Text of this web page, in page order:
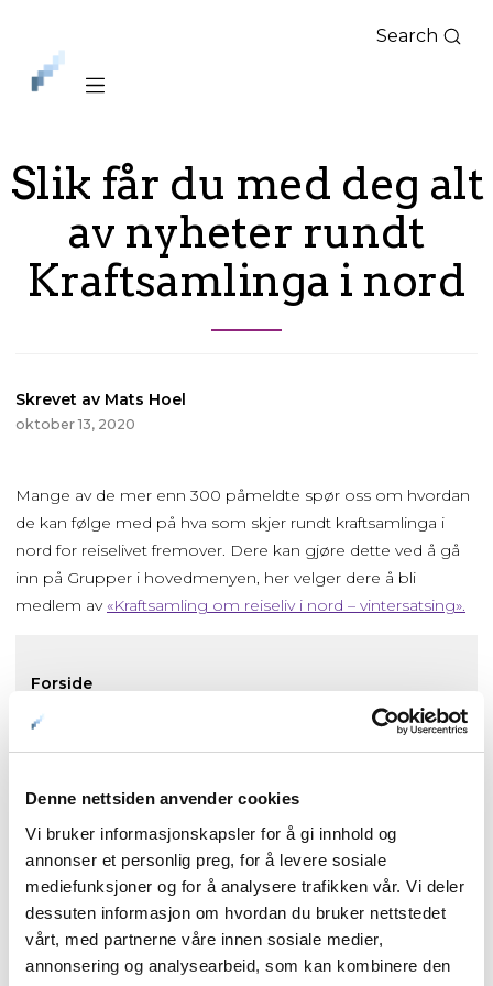
Denne nettsiden anvender cookies
Vi bruker informasjonskapsler for å gi innhold og
annonser et personlig preg, for å levere sosiale
mediefunksjoner og for å analysere trafikken vår. Vi deler
dessuten informasjon om hvordan du bruker nettstedet
vårt, med partnerne våre innen sosiale medier,
annonsering og analysearbeid, som kan kombinere den
iLag
Nord
Norge
Search
Slik får du med deg alt
av nyheter rundt
Kraftsamlinga i nord
Skrevet av Mats Hoel
oktober 13, 2020
Mange av de mer enn 300 påmeldte spør oss om hvordan
de kan følge med på hva som skjer rundt kraftsamlinga i
nord for reiselivet fremover. Dere kan gjøre dette ved å gå
inn på Grupper i hovedmenyen, her velger dere å bli
medlem av «Kraftsamling om reiseliv i nord – vintersatsing».
Forside
Nyheter
Markedsinnsikt
NordNorsk Reiseliv AS